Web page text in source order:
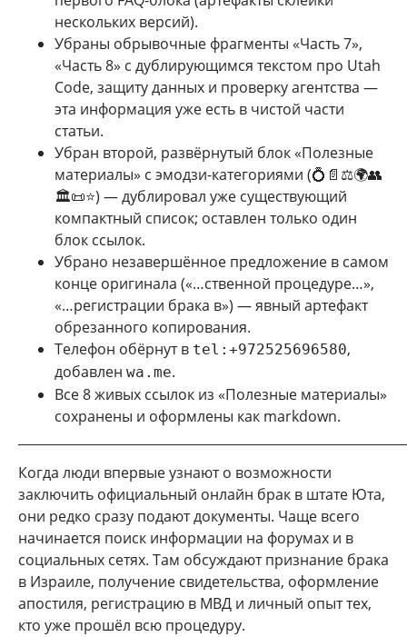
нескольких версий).
Убраны обрывочные фрагменты «Часть 7»,
«Часть 8» с дублирующимся текстом про Utah
Code, защиту данных и проверку агентства —
эта информация уже есть в чистой части
статьи.
Убран второй, развёрнутый блок «Полезные
материалы» с эмодзи-категориями (💍📄⚖️🌍👥
🏛️📜⭐) — дублировал уже существующий
компактный список; оставлен только один
блок ссылок.
Убрано незавершённое предложение в самом
конце оригинала («…ственной процедуре…»,
«…регистрации брака в») — явный артефакт
обрезанного копирования.
Телефон обёрнут в tel:+972525696580,
добавлен wa.me.
Все 8 живых ссылок из «Полезные материалы»
сохранены и оформлены как markdown.
Когда люди впервые узнают о возможности
заключить официальный онлайн брак в штате Юта,
они редко сразу подают документы. Чаще всего
начинается поиск информации на форумах и в
социальных сетях. Там обсуждают признание брака
в Израиле, получение свидетельства, оформление
апостиля, регистрацию в МВД и личный опыт тех,
кто уже прошёл всю процедуру.